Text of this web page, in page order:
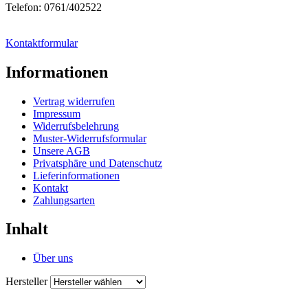
Telefon: 0761/402522
Kontaktformular
Informationen
Vertrag widerrufen
Impressum
Widerrufsbelehrung
Muster-Widerrufsformular
Unsere AGB
Privatsphäre und Datenschutz
Lieferinformationen
Kontakt
Zahlungsarten
Inhalt
Über uns
Hersteller